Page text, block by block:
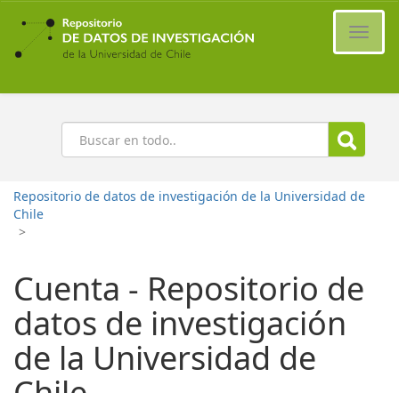
Ir
contenido
principal
Buscar
Repositorio de datos de investigación de la Universidad de
Chile
>
Cuenta - Repositorio de
datos de investigación
de la Universidad de